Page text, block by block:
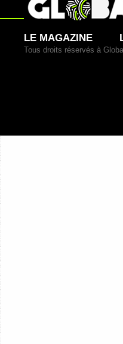
LE MAGAZINE
Tous droits réservés à